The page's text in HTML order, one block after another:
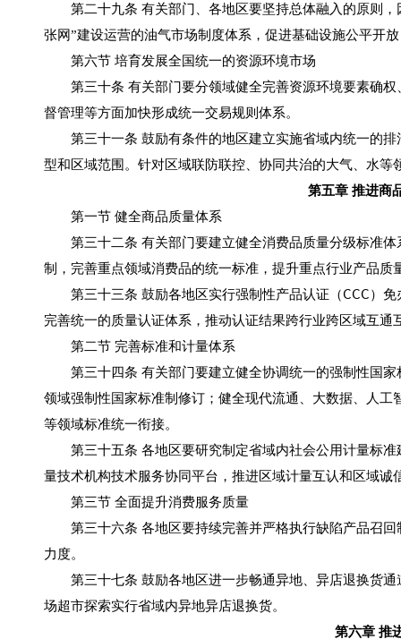
第二十九条 有关部门、各地区要坚持总体融入的原则，
张网”建设运营的油气市场制度体系，促进基础设施公平开
第六节 培育发展全国统一的资源环境市场
第三十条 有关部门要分领域健全完善资源环境要素确权
督管理等方面加快形成统一交易规则体系。
第三十一条 鼓励有条件的地区建立实施省域内统一的排
型和区域范围。针对区域联防联控、协同共治的大气、水
第五章 推进商
第一节 健全商品质量体系
第三十二条 有关部门要建立健全消费品质量分级标准体
制，完善重点领域消费品的统一标准，提升重点行业产品质
第三十三条 鼓励各地区实行强制性产品认证（CCC）免
完善统一的质量认证体系，推动认证结果跨行业跨区域互通
第二节 完善标准和计量体系
第三十四条 有关部门要建立健全协调统一的强制性国家
领域强制性国家标准制修订；健全现代流通、大数据、人
等领域标准统一衔接。
第三十五条 各地区要研究制定省域内社会公用计量标准
量技术机构技术服务协同平台，推进区域计量互认和区域诚
第三节 全面提升消费服务质量
第三十六条 各地区要持续完善并严格执行缺陷产品召回
力度。
第三十七条 鼓励各地区进一步畅通异地、异店退换货通
场超市探索实行省域内异地异店退换货。
第六章 推